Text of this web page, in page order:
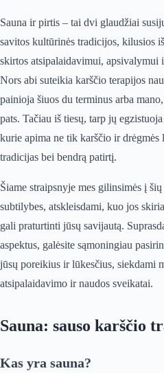
Sauna ir pirtis – tai dvi glaudžiai
savitos kultūrinės tradicijos, kilusios
skirtos atsipalaidavimui, apsivalymui
Nors abi suteikia karščio terapijos
painioja šiuos du terminus arba
pats. Tačiau iš tiesų, tarp jų
kurie apima ne tik karščio ir drėgmės
tradicijas bei bendrą patirtį.
Šiame straipsnyje mes gilinsimės į
subtilybes, atskleisdami, kuo jos
gali praturtinti jūsų savijautą.
aspektus, galėsite sąmoningiau
jūsų poreikius ir lūkesčius, siekdami
atsipalaidavimo ir naudos sveikatai.
Sauna: sauso karščio
Kas yra sauna?